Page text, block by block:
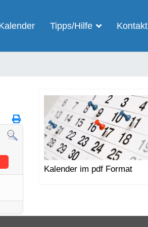
Tipps/Hilfe Kontakt
Kalender im pdf Format